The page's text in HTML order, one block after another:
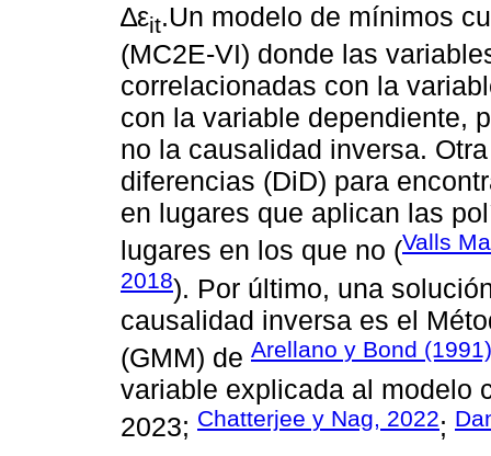
∆εit.Un modelo de mínimos
(MC2E-VI) donde las
correlacionadas con la
con la variable dependiente,
no la causalidad inversa.
diferencias (DiD) para
en lugares que aplican las
lugares en los que no (Valls
2018). Por último, una
causalidad inversa es el
(GMM) de Arellano y Bond (1991)
variable explicada al modelo
2023; Chatterjee y Nag, 2022;